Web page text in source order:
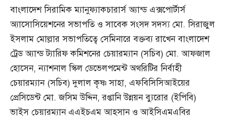
বাংলাদেশ সিরামিক ম্যানুফ্যাকচারার্স অ্যান্ড এক্সপোর্টার্স
অ্যাসোসিয়েশনের সভাপতি ও সাবেক সংসদ সদস্য মো. সিরাজুল
ইসলাম মোল্লার সভাপতিত্বে সেমিনারে বক্তব্য রাখেন বাংলাদেশ
ট্রেড অ্যান্ড ট্যারিফ কমিশনের চেয়ারম্যান (সচিব) মো. আফজাল
হোসেন, ন্যাশনাল স্কিল ডেভেলপমেন্ট অথরিটির নির্বাহী
চেয়ারম্যান (সচিব) দুলাল কৃষ্ণ সাহা, এফবিসিসিআইয়ের
প্রেসিডেন্ট মো. জসিম উদ্দিন, রপ্তানি উন্নয়ন ব্যুরোর (ইপিবি)
ভাইস চেয়ারম্যান এএইচএম আহসান ও আইসিএমএবির